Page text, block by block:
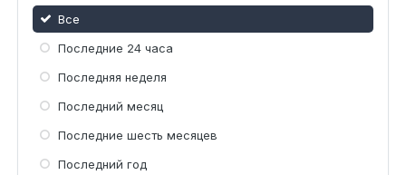
Все
Последние 24 часа
Последняя неделя
Последний месяц
Последние шесть месяцев
Последний год